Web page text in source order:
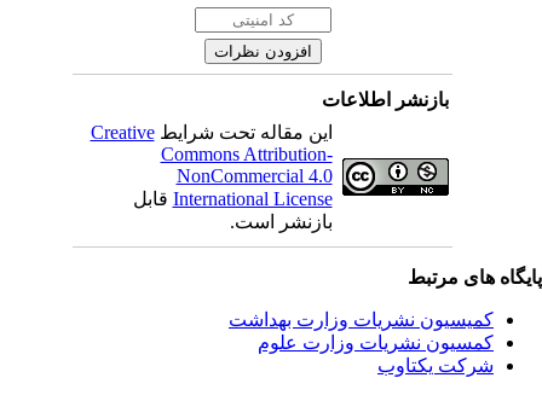
بازنشر اطلاعات
این مقاله تحت شرایطCreative
Commons Attribution-
NonCommercial 4.0
International Licenseقابل
بازنشر است.
های مرتبط
کمیسیون نشریات وزارت بهداشت
کمسیون نشریات وزارت علوم
شرکت یکتاوب